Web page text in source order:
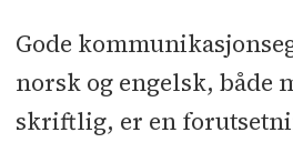
Gode
norsk og engelsk, både
skriftlig, er en